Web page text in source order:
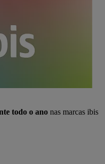
todo o ano nas marcas ibis